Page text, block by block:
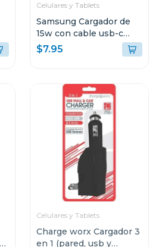
Celulares y Tablets
Samsung Cargador de
15w con cable usb-c
color negro ept1510
$7.95
Celulares y Tablets
Charge worx Cargador 3
en 1 (pared, usb y